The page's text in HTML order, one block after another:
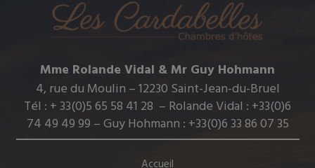
Mme Rolande Vidal & Mr Guy Hohmann
4, rue du Moulin – 12230 Saint-Jean-du-Bruel
Tél : + 33(0)5 65 58 41 28 – Rolande Vidal : +33(0)6
74 49 49 99 – Guy Hohmann : +33(0)6 33 86 07 35